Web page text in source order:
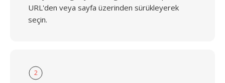
URL'den veya sayfa üzerinden sürükleyerek
seçin.
2